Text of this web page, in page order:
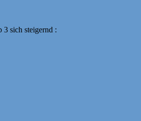
3 sich steigernd :